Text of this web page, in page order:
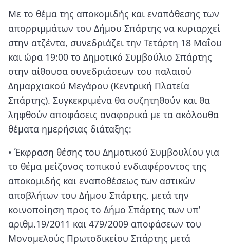
Με το θέμα της αποκομιδής και εναπόθεσης των
απορριμμάτων του Δήμου Σπάρτης να κυριαρχεί
στην ατζέντα, συνεδριάζει την Τετάρτη 18 Μαΐου
και ώρα 19:00 το Δημοτικό Συμβούλιο Σπάρτης
στην αίθουσα συνεδριάσεων του παλαιού
Δημαρχιακού Μεγάρου (Κεντρική Πλατεία
Σπάρτης). Συγκεκριμένα θα συζητηθούν και θα
ληφθούν αποφάσεις αναφορικά με τα ακόλουθα
θέματα ημερήσιας διάταξης:
• Έκφραση θέσης του Δημοτικού Συμβουλίου για
το θέμα μείζονος τοπικού ενδιαφέροντος της
αποκομιδής και εναποθέσεως των αστικών
αποβλήτων του Δήμου Σπάρτης, μετά την
κοινοποίηση προς το Δήμο Σπάρτης των υπ’
αριθμ.19/2011 και 479/2009 αποφάσεων του
Μονομελούς Πρωτοδικείου Σπάρτης μετά